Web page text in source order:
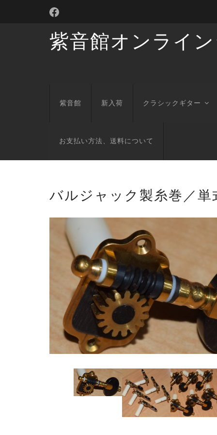
紫音館オンライ
紫音館 新入荷 クラシックギター
お支払い方法、送料について
バルジャック製糸巻／